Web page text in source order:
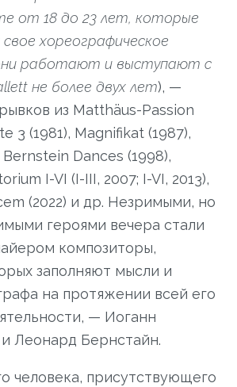
от 18 до 23 лет, которые
хореографическое
работают и выступают с
не более двух лет), —
из Matthäus-Passion
3 (1981), Magnifikat (1987),
Bernstein Dances (1998),
I-VI (I-III, 2007; I-VI, 2013),
(2022) и др. Незримыми, но
героями вечера стали
композиторы,
заполняют мысли и
на протяжении всей его
— Иоганн
Леонард Бернстайн.
человека, присутствующего